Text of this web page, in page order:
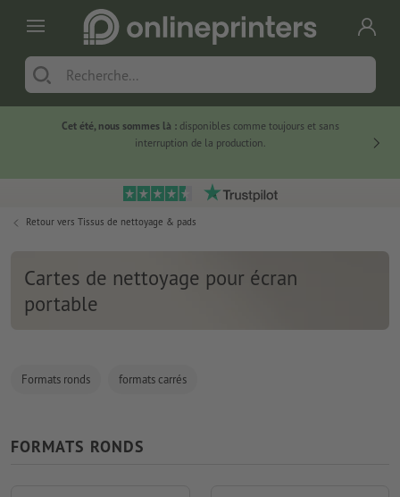
Cet été, nous sommes là :disponibles comme toujours et sans
interruption de la production.
Retour vers Tissus de nettoyage & pads
Cartes de nettoyage pour écran
portable
Formats ronds formats carrés
FORMATS RONDS